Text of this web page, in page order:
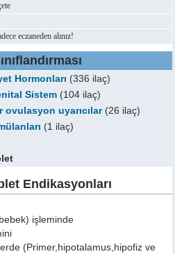
eczaneden alınız!
Hormonları (336 ilaç)
Sistem (104 ilaç)
uyarıcılar(26 ilaç)
(1 ilaç)
Endikasyonları
işleminde
(Primer,hipotalamus,hipofiz ve